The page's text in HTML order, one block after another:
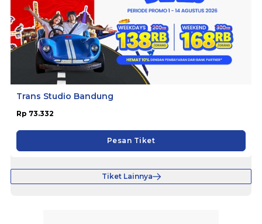
Trans Studio Bandung
Rp 73.332
Pesan Tiket
Tiket Lainnya